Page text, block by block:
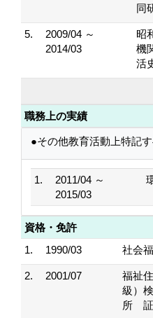
同
5.
2009/04 ～
2014/03
昭
機
活
職務上の実績
●その他教育活動上特記
1.
2011/04 ～
2015/03
資格・免許
1.
1990/03 社会
2. 2001/07
福祉
級）
所 証